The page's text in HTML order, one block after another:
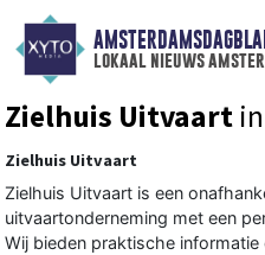
lokaal nieuws
Zielhuis Uitvaart
Zielhuis Uitvaart
Zielhuis Uitvaart is een
uitvaartonderneming met een
Wij bieden praktische